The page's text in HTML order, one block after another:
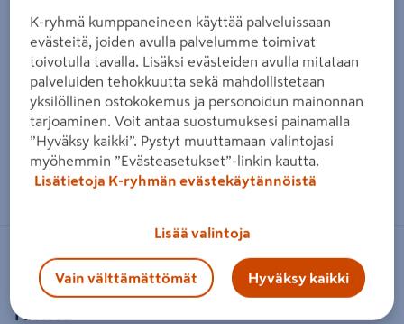
Zoomaa kuvaa sormilla kosketusnäytöllä
Aitaelementti 183x80x3cm puu
ruskea
MILJÖÖKORISTE
K-ryhmä kumppaneineen käyttää palveluissaan
evästeitä, joiden avulla palvelumme toimivat
toivotulla tavalla. Lisäksi evästeiden avulla mitataan
palveluiden tehokkuutta sekä mahdollistetaan
yksilöllinen ostokokemus ja personoidun mainonnan
tarjoaminen. Voit antaa suostumuksesi painamalla
”Hyväksy kaikki”. Pystyt muuttamaan valintojasi
myöhemmin ”Evästeasetukset”-linkin kautta.
Lisätietoja K-ryhmän evästekäytännöistä
Lisää valintoja
Vain välttämättömät Hyväksy kaikki